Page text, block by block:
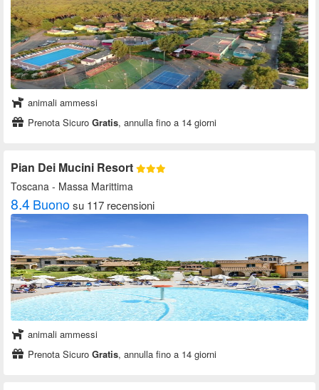
animali ammessi
Prenota Sicuro Gratis, annulla fino a 14 giorni
Pian Dei Mucini Resort
Toscana - Massa Marittima
8.4Buonosu 117 recensioni
animali ammessi
Prenota Sicuro Gratis, annulla fino a 14 giorni